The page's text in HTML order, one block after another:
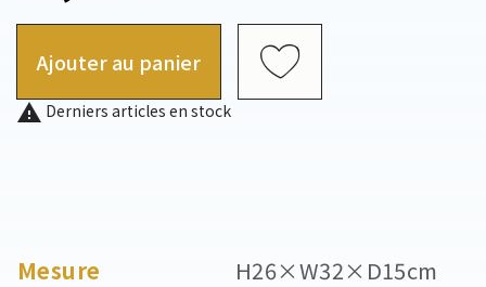
Ajouter au panier
 Derniers articles en stock
Mesure
H26×W32×D15cm